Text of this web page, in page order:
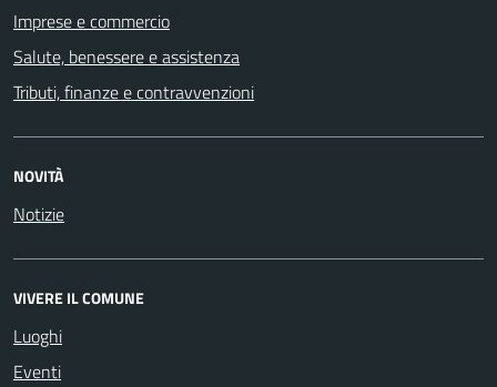
Imprese e commercio
Salute, benessere e assistenza
Tributi, finanze e contravvenzioni
NOVITÀ
Notizie
VIVERE IL COMUNE
Luoghi
Eventi